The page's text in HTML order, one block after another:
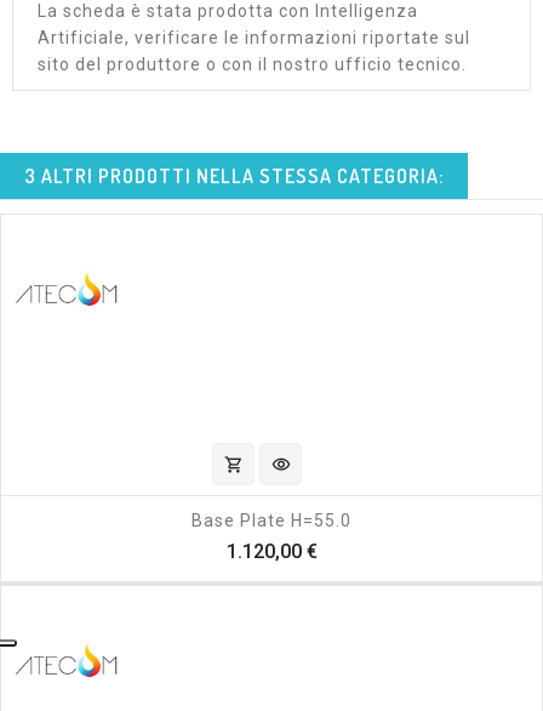
La scheda è stata prodotta con Intelligenza
Artificiale, verificare le informazioni riportate sul
sito del produttore o con il nostro ufficio tecnico.
3 ALTRI PRODOTTI NELLA STESSA CATEGORIA:
shopping_cart visibility
Base Plate H=55.0
1.120,00 €Prezzo